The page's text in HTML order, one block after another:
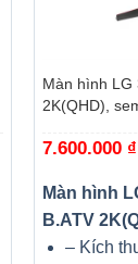
Màn hình LG
2K(QHD),
7.600.000 ₫
Màn hình
B.ATV
– Kích